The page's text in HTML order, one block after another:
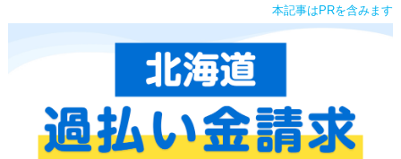
本記事はPRを含みます